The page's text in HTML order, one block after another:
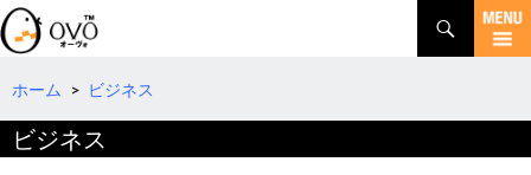
検
索
コ
テ
へ
ホーム > ビジネス
ビジネス